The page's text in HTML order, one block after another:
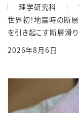
理学研究科
世界初！地震時の断
を引き起こす断層滑
2026年8月6日